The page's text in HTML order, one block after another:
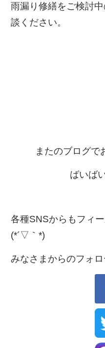
雨漏り修繕をご検討
談ください。
またのブログで
ばいば
各種SNSからもフィ
(*´▽｀*)
みなさまからのフォ